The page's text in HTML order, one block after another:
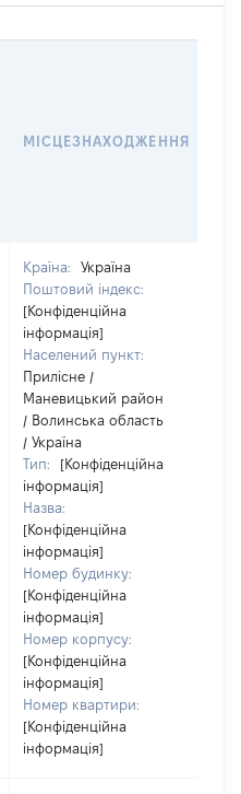
МІСЦЕЗНАХОДЖЕННЯ
Країна:
Україна
Поштовий індекс:
[Конфіденційна
інформація]
Населений пункт:
Прилісне /
Маневицький район
/ Волинська область
/ Україна
Тип:
[Конфіденційна
інформація]
Назва:
[Конфіденційна
інформація]
Номер будинку:
[Конфіденційна
інформація]
Номер корпусу:
[Конфіденційна
інформація]
Номер квартири:
[Конфіденційна
інформація]